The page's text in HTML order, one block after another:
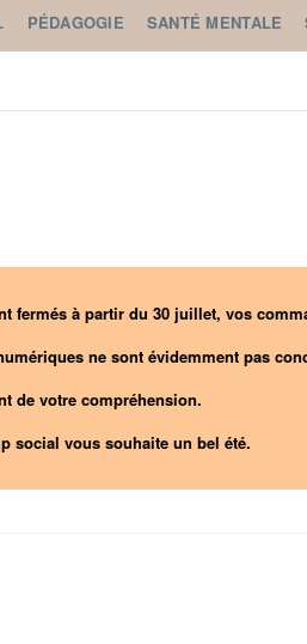
PÉDAGOGIE SANTÉ MENTALE
fermés à partir du 30 juillet, vos
ne sont évidemment pas
de votre compréhension.
social vous souhaite un bel été.